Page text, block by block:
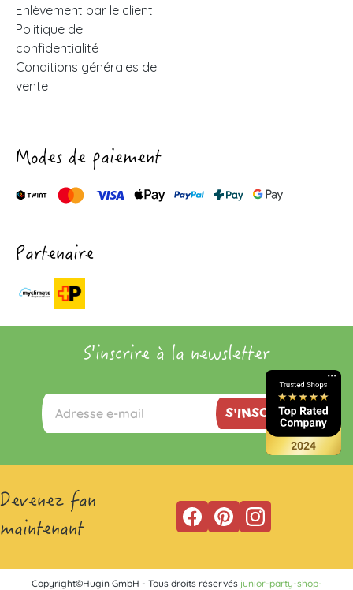
Enlèvement par le client
Politique de
confidentialité
Conditions générales de
vente
Modes de paiement
Partenaire
S'inscrire à la newsletter
S'INSCRIRE
Devenez fan
maintenant
Copyright©Hugin GmbH - Tous droits réservés junior-party-shop-